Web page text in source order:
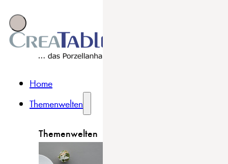
Home
Themenwelten
Themenwelten